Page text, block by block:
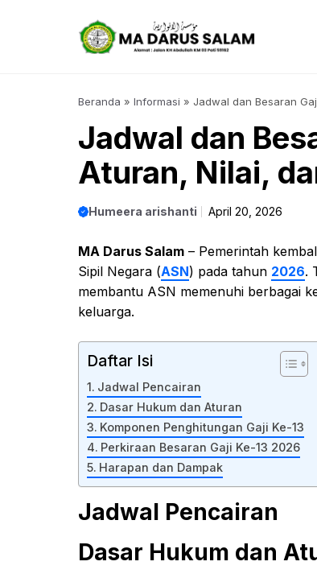
Beranda » Informasi » Jadwal dan Besaran
Jadwal dan
Aturan, Nilai,
Humeera arishanti April 20, 2026
MA Darus Salam – Pemerintah
Sipil Negara (ASN) pada tahun 2026.
membantu ASN memenuhi berbagai
keluarga.
Daftar Isi
Jadwal Pencairan
Dasar Hukum dan Aturan
Komponen Penghitungan Gaji Ke-13
Perkiraan Besaran Gaji Ke-13 2026
Harapan dan Dampak
Jadwal Pencairan
Dasar Hukum dan